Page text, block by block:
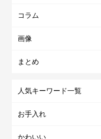
コラム
画像
まとめ
人気キーワード一覧
お手入れ
かわいい